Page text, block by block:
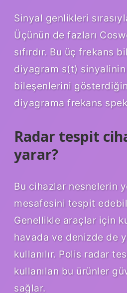
Sinyal genlikleri
Üçünün de fazları
sıfırdır. Bu üç frekans
diyagram s(t)
bileşenlerini
diyagrama frekans
Radar tespit
yarar?
Bu cihazlar nesnelerin
mesafesini tespit
Genellikle araçlar için
havada ve denizde de
kullanılır. Polis radar
kullanılan bu ürünler
sağlar.